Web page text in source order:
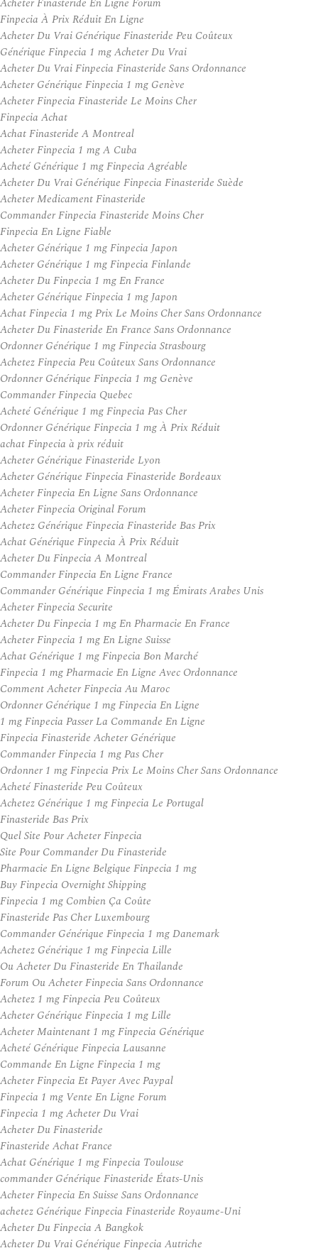
Finpecia À Prix Réduit En Ligne
Acheter Du Vrai Générique Finasteride Peu Coûteux
Générique Finpecia 1 mg Acheter Du Vrai
Acheter Du Vrai Finpecia Finasteride Sans Ordonnance
Acheter Générique Finpecia 1 mg Genève
Acheter Finpecia Finasteride Le Moins Cher
Finpecia Achat
Achat Finasteride A Montreal
Acheter Finpecia 1 mg A Cuba
Acheté Générique 1 mg Finpecia Agréable
Acheter Du Vrai Générique Finpecia Finasteride Suède
Acheter Medicament Finasteride
Commander Finpecia Finasteride Moins Cher
Finpecia En Ligne Fiable
Acheter Générique 1 mg Finpecia Japon
Acheter Générique 1 mg Finpecia Finlande
Acheter Du Finpecia 1 mg En France
Acheter Générique Finpecia 1 mg Japon
Achat Finpecia 1 mg Prix Le Moins Cher Sans Ordonnance
Acheter Du Finasteride En France Sans Ordonnance
Ordonner Générique 1 mg Finpecia Strasbourg
Achetez Finpecia Peu Coûteux Sans Ordonnance
Ordonner Générique Finpecia 1 mg Genève
Commander Finpecia Quebec
Acheté Générique 1 mg Finpecia Pas Cher
Ordonner Générique Finpecia 1 mg À Prix Réduit
achat Finpecia à prix réduit
Acheter Générique Finasteride Lyon
Acheter Générique Finpecia Finasteride Bordeaux
Acheter Finpecia En Ligne Sans Ordonnance
Acheter Finpecia Original Forum
Achetez Générique Finpecia Finasteride Bas Prix
Achat Générique Finpecia À Prix Réduit
Acheter Du Finpecia A Montreal
Commander Finpecia En Ligne France
Commander Générique Finpecia 1 mg Émirats Arabes Unis
Acheter Finpecia Securite
Acheter Du Finpecia 1 mg En Pharmacie En France
Acheter Finpecia 1 mg En Ligne Suisse
Achat Générique 1 mg Finpecia Bon Marché
Finpecia 1 mg Pharmacie En Ligne Avec Ordonnance
Comment Acheter Finpecia Au Maroc
Ordonner Générique 1 mg Finpecia En Ligne
1 mg Finpecia Passer La Commande En Ligne
Finpecia Finasteride Acheter Générique
Commander Finpecia 1 mg Pas Cher
Ordonner 1 mg Finpecia Prix Le Moins Cher Sans Ordonnance
Acheté Finasteride Peu Coûteux
Achetez Générique 1 mg Finpecia Le Portugal
Finasteride Bas Prix
Quel Site Pour Acheter Finpecia
Site Pour Commander Du Finasteride
Pharmacie En Ligne Belgique Finpecia 1 mg
Buy Finpecia Overnight Shipping
Finpecia 1 mg Combien Ça Coûte
Finasteride Pas Cher Luxembourg
Commander Générique Finpecia 1 mg Danemark
Achetez Générique 1 mg Finpecia Lille
Ou Acheter Du Finasteride En Thailande
Forum Ou Acheter Finpecia Sans Ordonnance
Achetez 1 mg Finpecia Peu Coûteux
Acheter Générique Finpecia 1 mg Lille
Acheter Maintenant 1 mg Finpecia Générique
Acheté Générique Finpecia Lausanne
Commande En Ligne Finpecia 1 mg
Acheter Finpecia Et Payer Avec Paypal
Finpecia 1 mg Vente En Ligne Forum
Finpecia 1 mg Acheter Du Vrai
Acheter Du Finasteride
Finasteride Achat France
Achat Générique 1 mg Finpecia Toulouse
commander Générique Finasteride États-Unis
Acheter Finpecia En Suisse Sans Ordonnance
achetez Générique Finpecia Finasteride Royaume-Uni
Acheter Du Finpecia A Bangkok
Acheter Du Vrai Générique Finpecia Autriche